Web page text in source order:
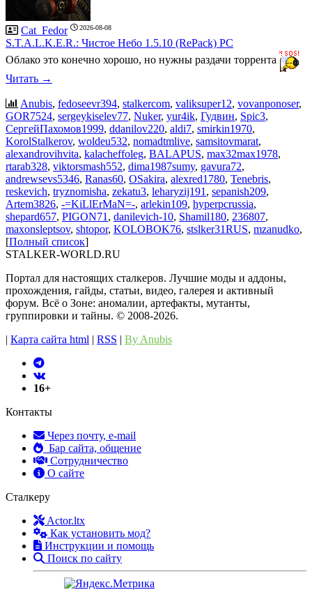
Cat_Fedor 2026-08-08
S.T.A.L.K.E.R.: Чистое Небо 1.5.10 (RePack) PC
Облако это конечно хорошо, но нужны раздачи торрента
Читать →
Anubis, fedoseevr394, stalkercom, valiksuper12, vovanponoser,
GOR7524, sergeykiselev77, Nuker, yur4ik, Гудвин, Spic3,
СергейПахомов1999, ddanilov220, aldi7, smirkin1970,
KorolStalkerov, woldeu532, nomadtmlive, samsitovmarat,
alexandrovihvita, kalacheffoleg, BALAPUS, max32max1978,
rtarab328, viktorsmash552, dima1987sumy, gavura72,
andrewsevs5346, Ranas60, OSakira, alexred1780, Tenebris,
reskevich, tryznomisha, zekatu3, leharyzij191, sepanish209,
Artem3826, -=KiLlErMaN=-, arlekin109, hyperpcrussia,
shepard657, PIGON71, danilevich-10, Shamil180, 236807,
maxonsleptsov, shtopor, KOLOBOK76, stslker31RUS, mzanudko,
[Полный список]
STALKER-WORLD.RU
Портал для настоящих сталкеров. Лучшие моды и аддоны,
прохождения, гайды, статьи, видео, галерея и активный
форум. Всё о Зоне: аномалии, артефакты, мутанты,
группировки и тайны. ©️ 2008-2026.
| Карта сайта html | RSS | By Anubis
16+
Контакты
Через почту, e-mail
Бар сайта, общение
Сотрудничество
О сайте
Сталкеру
Actor.ltx
Как установить мод?
Инструкции и помощь
Поиск по сайту